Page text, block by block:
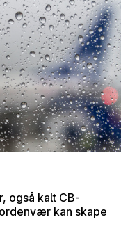
også kalt CB-
kan skape